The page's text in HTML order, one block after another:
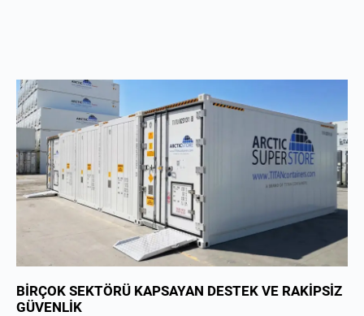
BİRÇOK SEKTÖRÜ KAPSAYAN DESTEK VE RAKİPSİZ
GÜVENLİK